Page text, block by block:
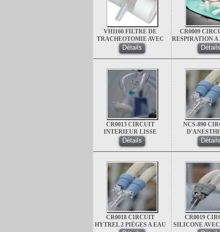
VH1160 FILTRE DE
TRACHEOTOMIE AVEC
TUBULURE D'OXYGENE
Détails
CR0009
RESPIRATION A
A EAU
Détails
CR0013 CIRCUIT
INTERIEUR LISSE
ENFANT 2 PIEGE
Détails
NCS-890
02 PIEGE A
Détails
CR0018 CIRCUIT
HYTREL 2 PIÈGES A EAU
CR0019
SILICONE